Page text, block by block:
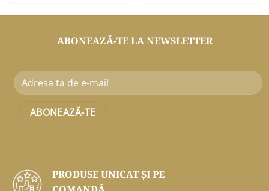
ABONEAZĂ-TE LA NEWSLETTER
PRODUSE UNICAT ŞI PE